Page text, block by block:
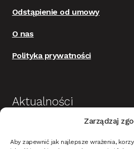
Zarządzaj
Aby zapewnić jak najlepsze wrażenia,
Odstąpienie od umowy
O nas
Polityka prywatności
Aktualności
Budowa i wykończenie